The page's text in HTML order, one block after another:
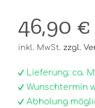
46,90 €
inkl. MwSt. zzgl.
Lieferung: ca.
Wunschtermin
Abholung